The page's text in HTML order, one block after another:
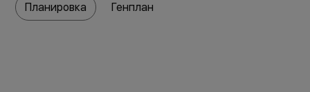
Планировка Генплан